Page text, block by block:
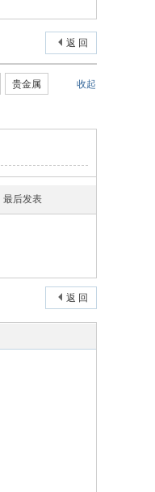
返 回
收起
贵金属
最后发表
返 回